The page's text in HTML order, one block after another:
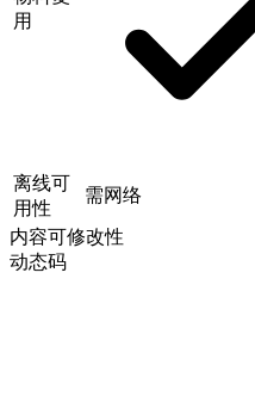
用
离线可
用性
需网络
内容可修改性
动态码